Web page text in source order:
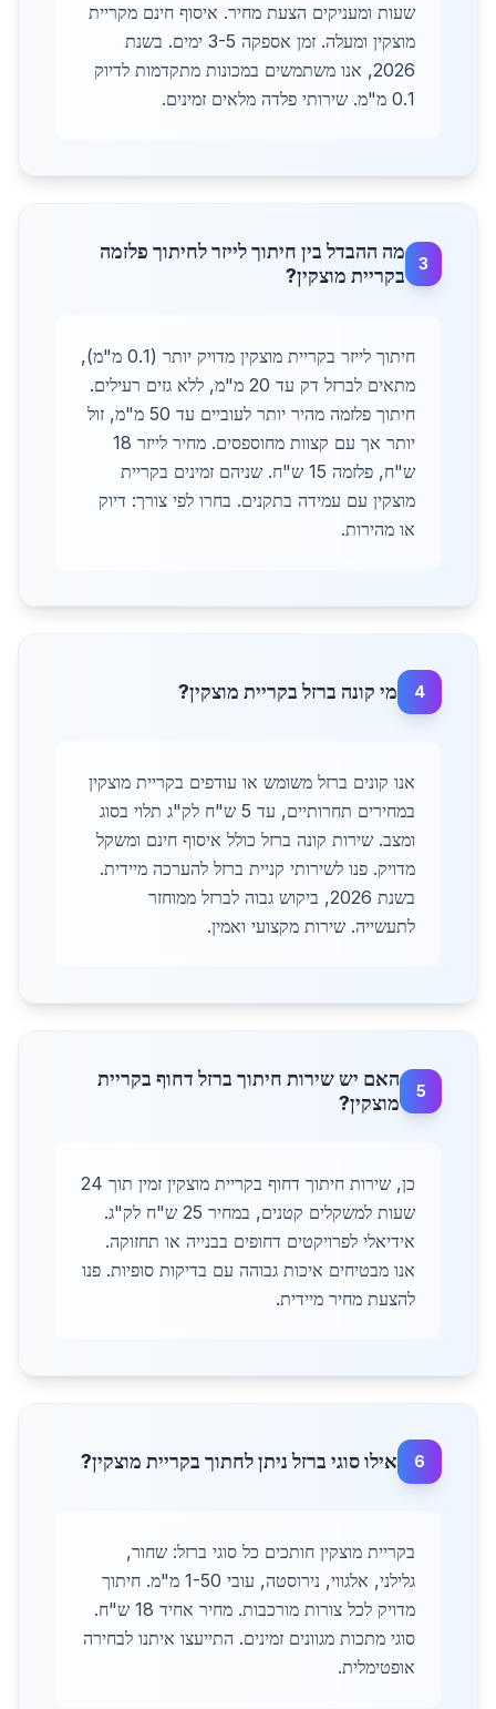
שעות ומעניקים הצעת מחיר. איסוף חינם מקריית
מוצקין ומעלה. זמן אספקה 3-5 ימים. בשנת
2026, אנו משתמשים במכונות מתקדמות לדיוק
0.1 מ"מ. שירותי פלדה מלאים זמינים.
3
מה ההבדל בין חיתוך לייזר לחיתוך פלזמה
בקריית מוצקין?
חיתוך לייזר בקריית מוצקין מדויק יותר (0.1 מ"מ),
מתאים לברזל דק עד 20 מ"מ, ללא גזים רעילים.
חיתוך פלזמה מהיר יותר לעוביים עד 50 מ"מ, זול
יותר אך עם קצוות מחוספסים. מחיר לייזר 18
ש"ח, פלזמה 15 ש"ח. שניהם זמינים בקריית
מוצקין עם עמידה בתקנים. בחרו לפי צורך: דיוק
או מהירות.
4 מי קונה ברזל בקריית מוצקין?
אנו קונים ברזל משומש או עודפים בקריית מוצקין
במחירים תחרותיים, עד 5 ש"ח לק"ג תלוי בסוג
ומצב. שירות קונה ברזל כולל איסוף חינם ומשקל
מדויק. פנו לשירותי קניית ברזל להערכה מיידית.
בשנת 2026, ביקוש גבוה לברזל ממוחזר
לתעשייה. שירות מקצועי ואמין.
5
האם יש שירות חיתוך ברזל דחוף בקריית
מוצקין?
כן, שירות חיתוך דחוף בקריית מוצקין זמין תוך 24
שעות למשקלים קטנים, במחיר 25 ש"ח לק"ג.
אידיאלי לפרויקטים דחופים בבנייה או תחזוקה.
אנו מבטיחים איכות גבוהה עם בדיקות סופיות. פנו
להצעת מחיר מיידית.
6 אילו סוגי ברזל ניתן לחתוך בקריית מוצקין?
בקריית מוצקין חותכים כל סוגי ברזל: שחור,
גלילני, אלגווי, נירוסטה, עובי 1-50 מ"מ. חיתוך
מדויק לכל צורות מורכבות. מחיר אחיד 18 ש"ח.
סוגי מתכות מגוונים זמינים. התייעצו איתנו לבחירה
אופטימלית.